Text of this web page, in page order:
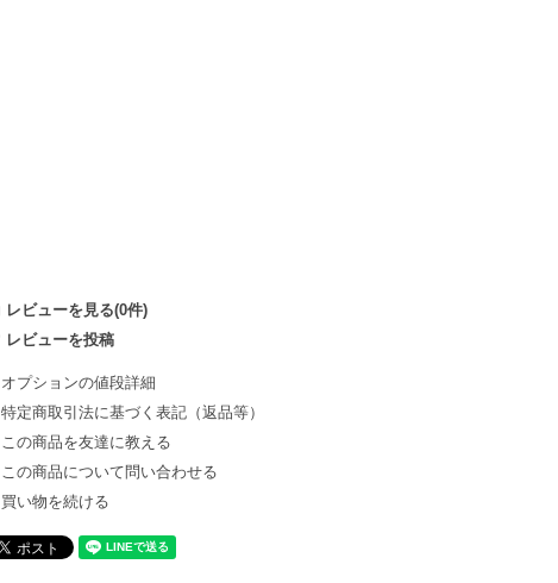
レビューを見る(0件)
レビューを投稿
オプションの値段詳細
特定商取引法に基づく表記（返品等）
この商品を友達に教える
この商品について問い合わせる
買い物を続ける